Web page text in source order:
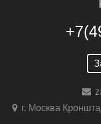
г. Москва